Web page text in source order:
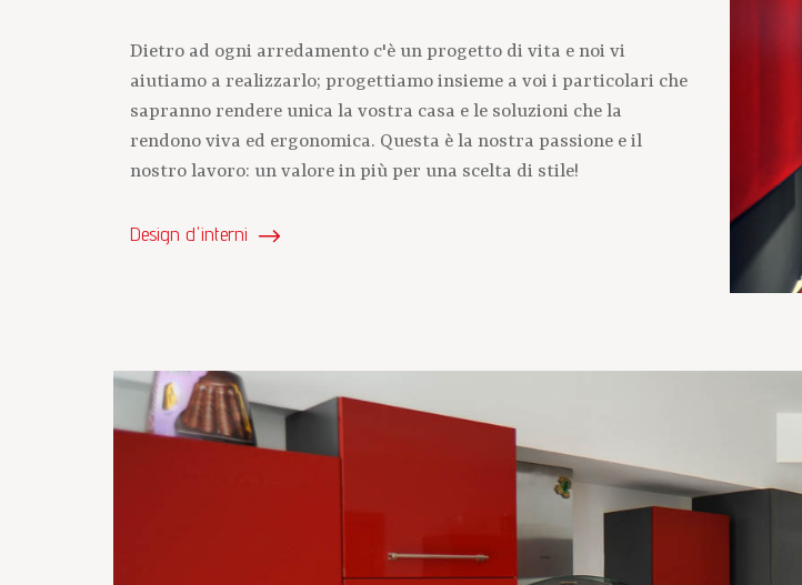
Dietro ad ogni arredamento c'è un progetto di vita e noi vi
aiutiamo a realizzarlo; progettiamo insieme a voi i particolari che
sapranno rendere unica la vostra casa e le soluzioni che la
rendono viva ed ergonomica. Questa è la nostra passione e il
nostro lavoro: un valore in più per una scelta di stile!
Design d'interni